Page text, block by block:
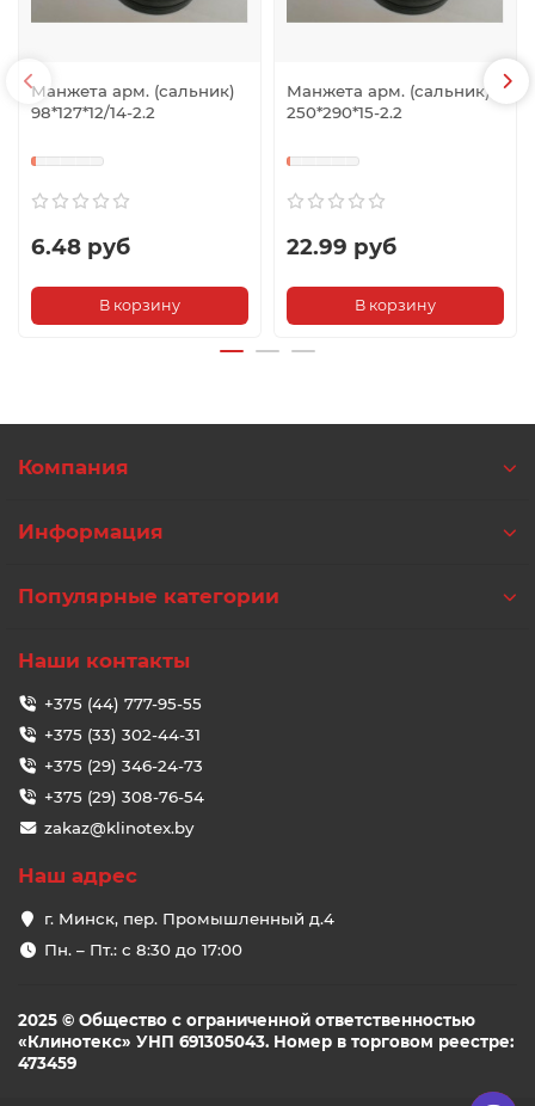
Манжета арм. (сальник)
98*127*12/14-2.2
6.48 руб
В корзину
Манжета арм. (сальник)
250*290*15-2.2
22.99 руб
В корзину
Компания
Информация
Популярные категории
Наши контакты
+375 (44) 777-95-55
+375 (33) 302-44-31
+375 (29) 346-24-73
+375 (29) 308-76-54
zakaz@klinotex.by
Наш адрес
г. Минск, пер. Промышленный д.4
Пн. – Пт.: с 8:30 до 17:00
2025 © Общество с ограниченной ответственностью
«Клинотекс» УНП 691305043. Номер в торговом реестре:
473459